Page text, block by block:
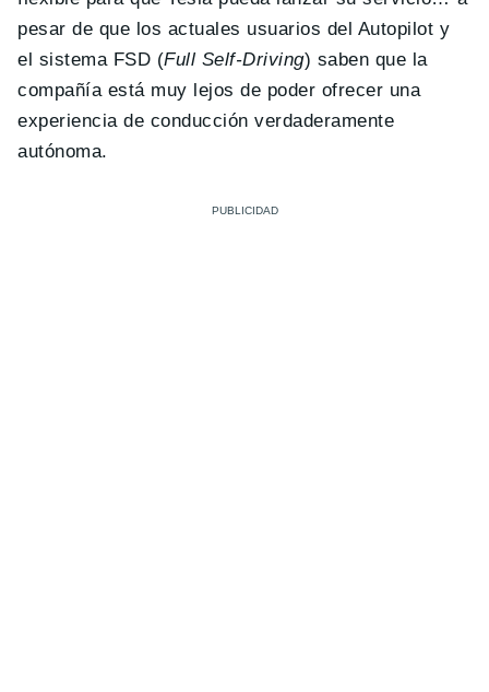
pesar de que los actuales usuarios del Autopilot y
el sistema FSD (Full Self-Driving) saben que la
compañía está muy lejos de poder ofrecer una
experiencia de conducción verdaderamente
autónoma.